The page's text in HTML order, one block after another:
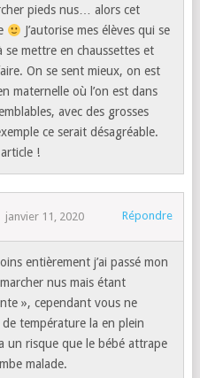
pieds nus… alors cet
J’autorise mes élèves qui se
se mettre en chaussettes et
On se sent mieux, on est
maternelle où l’on est dans
avec des grosses
ce serait désagréable.
!
janvier 11, 2020 Répondre
entièrement j’ai passé mon
nus mais étant
», cependant vous ne
de température la en plein
un risque que le bébé attrape
malade.